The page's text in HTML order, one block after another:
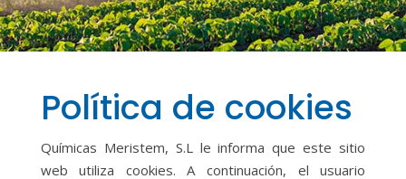
Política de cookies
Químicas Meristem, S.L le informa que este sitio
web utiliza cookies. A continuación, el usuario